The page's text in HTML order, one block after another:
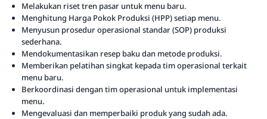
Melakukan riset tren pasar untuk menu baru.
Menghitung Harga Pokok Produksi (HPP) setiap menu.
Menyusun prosedur operasional standar (SOP) produksi
sederhana.
Mendokumentasikan resep baku dan metode produksi.
Memberikan pelatihan singkat kepada tim operasional terkait
menu baru.
Berkoordinasi dengan tim operasional untuk implementasi
menu.
Mengevaluasi dan memperbaiki produk yang sudah ada.